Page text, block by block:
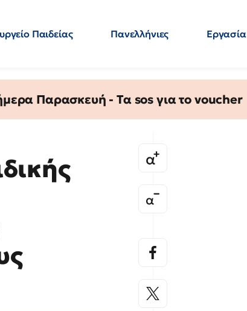
Παιδείας Πανελλήνιες Εργασία
Παρασκευή - Τα sos για το voucher